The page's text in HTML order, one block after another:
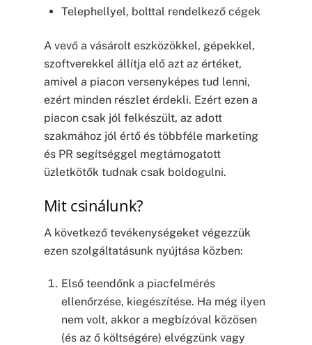
Telephellyel, bolttal rendelkező cégek
A vevő a vásárolt eszközökkel, gépekkel,
szoftverekkel állítja elő azt az értéket,
amivel a piacon versenyképes tud lenni,
ezért minden részlet érdekli. Ezért ezen a
piacon csak jól felkészült, az adott
szakmához jól értő és többféle marketing
és PR segítséggel megtámogatott
üzletkötők tudnak csak boldogulni.
Mit csinálunk?
A következő tevékenységeket végezzük
ezen szolgáltatásunk nyújtása közben:
Első teendőnk a piacfelmérés
ellenőrzése, kiegészítése. Ha még ilyen
nem volt, akkor a megbízóval közösen
(és az ő költségére) elvégzünk vagy